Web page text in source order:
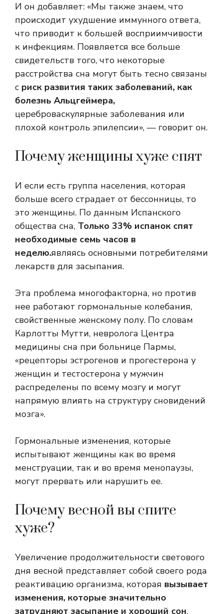
И он добавляет: «Мы также знаем, что
происходит ухудшение иммунного ответа,
что приводит к большей восприимчивости
к инфекциям. Появляется все больше
свидетельств того, что некоторые
расстройства сна могут быть тесно связаны
с риск развития таких заболеваний, как
болезнь Альцгеймера,
цереброваскулярные заболевания или
плохой контроль эпилепсии», — говорит он.
Почему женщины хуже спят
И если есть группа населения, которая
больше всего страдает от бессонницы, то
это женщины. По данным Испанского
общества сна, Только 33% испанок спят
необходимые семь часов в
неделю.являясь основными потребителями
лекарств для засыпания.
Эта проблема многофакторна, но против
нее работают гормональные колебания,
свойственные женскому полу. По словам
Карлотты Мутти, невролога Центра
медицины сна при больнице Пармы,
«рецепторы эстрогенов и прогестерона у
женщин и тестостерона у мужчин
распределены по всему мозгу и могут
напрямую влиять на структуру сновидений
мозга».
Гормональные изменения, которые
испытывают женщины как во время
менструации, так и во время менопаузы,
могут прервать или нарушить ее.
Почему весной вы спите
хуже?
Увеличение продолжительности светового
дня весной представляет собой своего рода
реактивацию организма, которая вызывает
изменения, которые значительно
затрудняют засыпание и хороший сон.